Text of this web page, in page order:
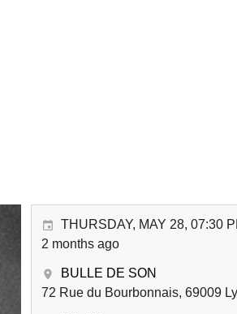
THURSDAY, MAY 28, 07:30
2 months ago
BULLE DE SON
72 Rue du Bourbonnais, 69009